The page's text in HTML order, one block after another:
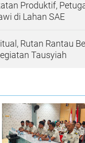
Produktif,
di Lahan SAE
Rutan Rantau
Tausyiah